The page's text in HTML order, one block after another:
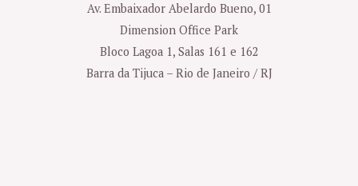
Av. Embaixador Abelardo Bueno, 01
Dimension Office Park
Bloco Lagoa 1, Salas 161 e 162
Barra da Tijuca – Rio de Janeiro / RJ